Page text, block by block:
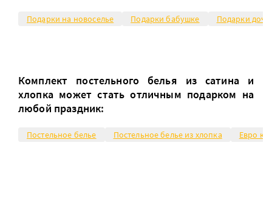
Подарки на новоселье Подарки бабушке Подарки
Комплект постельного белья из сатина и
хлопка может стать отличным подарком на
любой праздник:
Постельное белье Постельное белье из хлопка Евро